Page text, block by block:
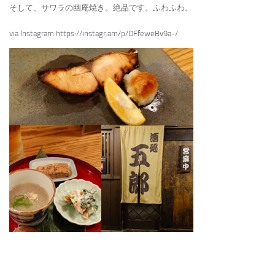
そして、サワラの幽庵焼き。絶品です。ふわふわ。
via Instagram https://instagr.am/p/DFfeweBv9a-/